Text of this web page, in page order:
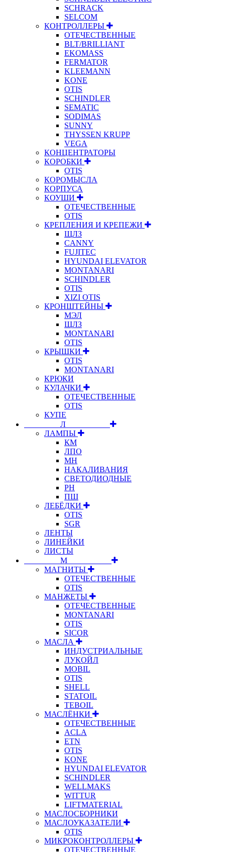
SCHRACK
SELCOM
КОНТРОЛЛЕРЫ
ОТЕЧЕСТВЕННЫЕ
BLT/BRILLIANT
EKOMASS
FERMATOR
KLEEMANN
KONE
OTIS
SCHINDLER
SEMATIC
SODIMAS
SUNNY
THYSSEN KRUPP
VEGA
КОНЦЕНТРАТОРЫ
КОРОБКИ
OTIS
КОРОМЫСЛА
КОРПУСА
КОУШИ
ОТЕЧЕСТВЕННЫЕ
OTIS
КРЕПЛЕНИЯ И КРЕПЕЖИ
ЩЛЗ
CANNY
FUJITEC
HYUNDAI ELEVATOR
MONTANARI
SCHINDLER
OTIS
XIZI OTIS
КРОНШТЕЙНЫ
МЭЛ
ЩЛЗ
MONTANARI
OTIS
КРЫШКИ
OTIS
MONTANARI
КРЮКИ
КУЛАЧКИ
ОТЕЧЕСТВЕННЫЕ
OTIS
КУПЕ
⠀⠀⠀⠀⠀⠀Л⠀⠀⠀⠀⠀⠀⠀
ЛАМПЫ
КМ
ЛПО
МН
НАКАЛИВАНИЯ
СВЕТОДИОДНЫЕ
РН
ПШ
ЛЕБЁДКИ
OTIS
SGR
ЛЕНТЫ
ЛИНЕЙКИ
ЛИСТЫ
⠀⠀⠀⠀⠀⠀М⠀⠀⠀⠀⠀⠀⠀
МАГНИТЫ
ОТЕЧЕСТВЕННЫЕ
OTIS
МАНЖЕТЫ
ОТЕЧЕСТВЕННЫЕ
MONTANARI
OTIS
SICOR
МАСЛА
ИНДУСТРИАЛЬНЫЕ
ЛУКОЙЛ
MOBIL
OTIS
SHELL
STATOIL
TEBOIL
МАСЛЁНКИ
ОТЕЧЕСТВЕННЫЕ
ACLA
ETN
OTIS
KONE
HYUNDAI ELEVATOR
SCHINDLER
WELLMAKS
WITTUR
LIFTMATERIAL
МАСЛОСБОРНИКИ
МАСЛОУКАЗАТЕЛИ
OTIS
МИКРОКОНТРОЛЛЕРЫ
ОТЕЧЕСТВЕННЫЕ